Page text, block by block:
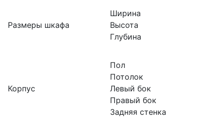
Размеры шкафа
Корпус
Ширина
Высота
Глубина
Пол
Потолок
Левый бок
Правый бок
Задняя стенка